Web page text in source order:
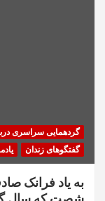
گردهمایی سراسری
گفتگوهای زندان
به یاد فرانک